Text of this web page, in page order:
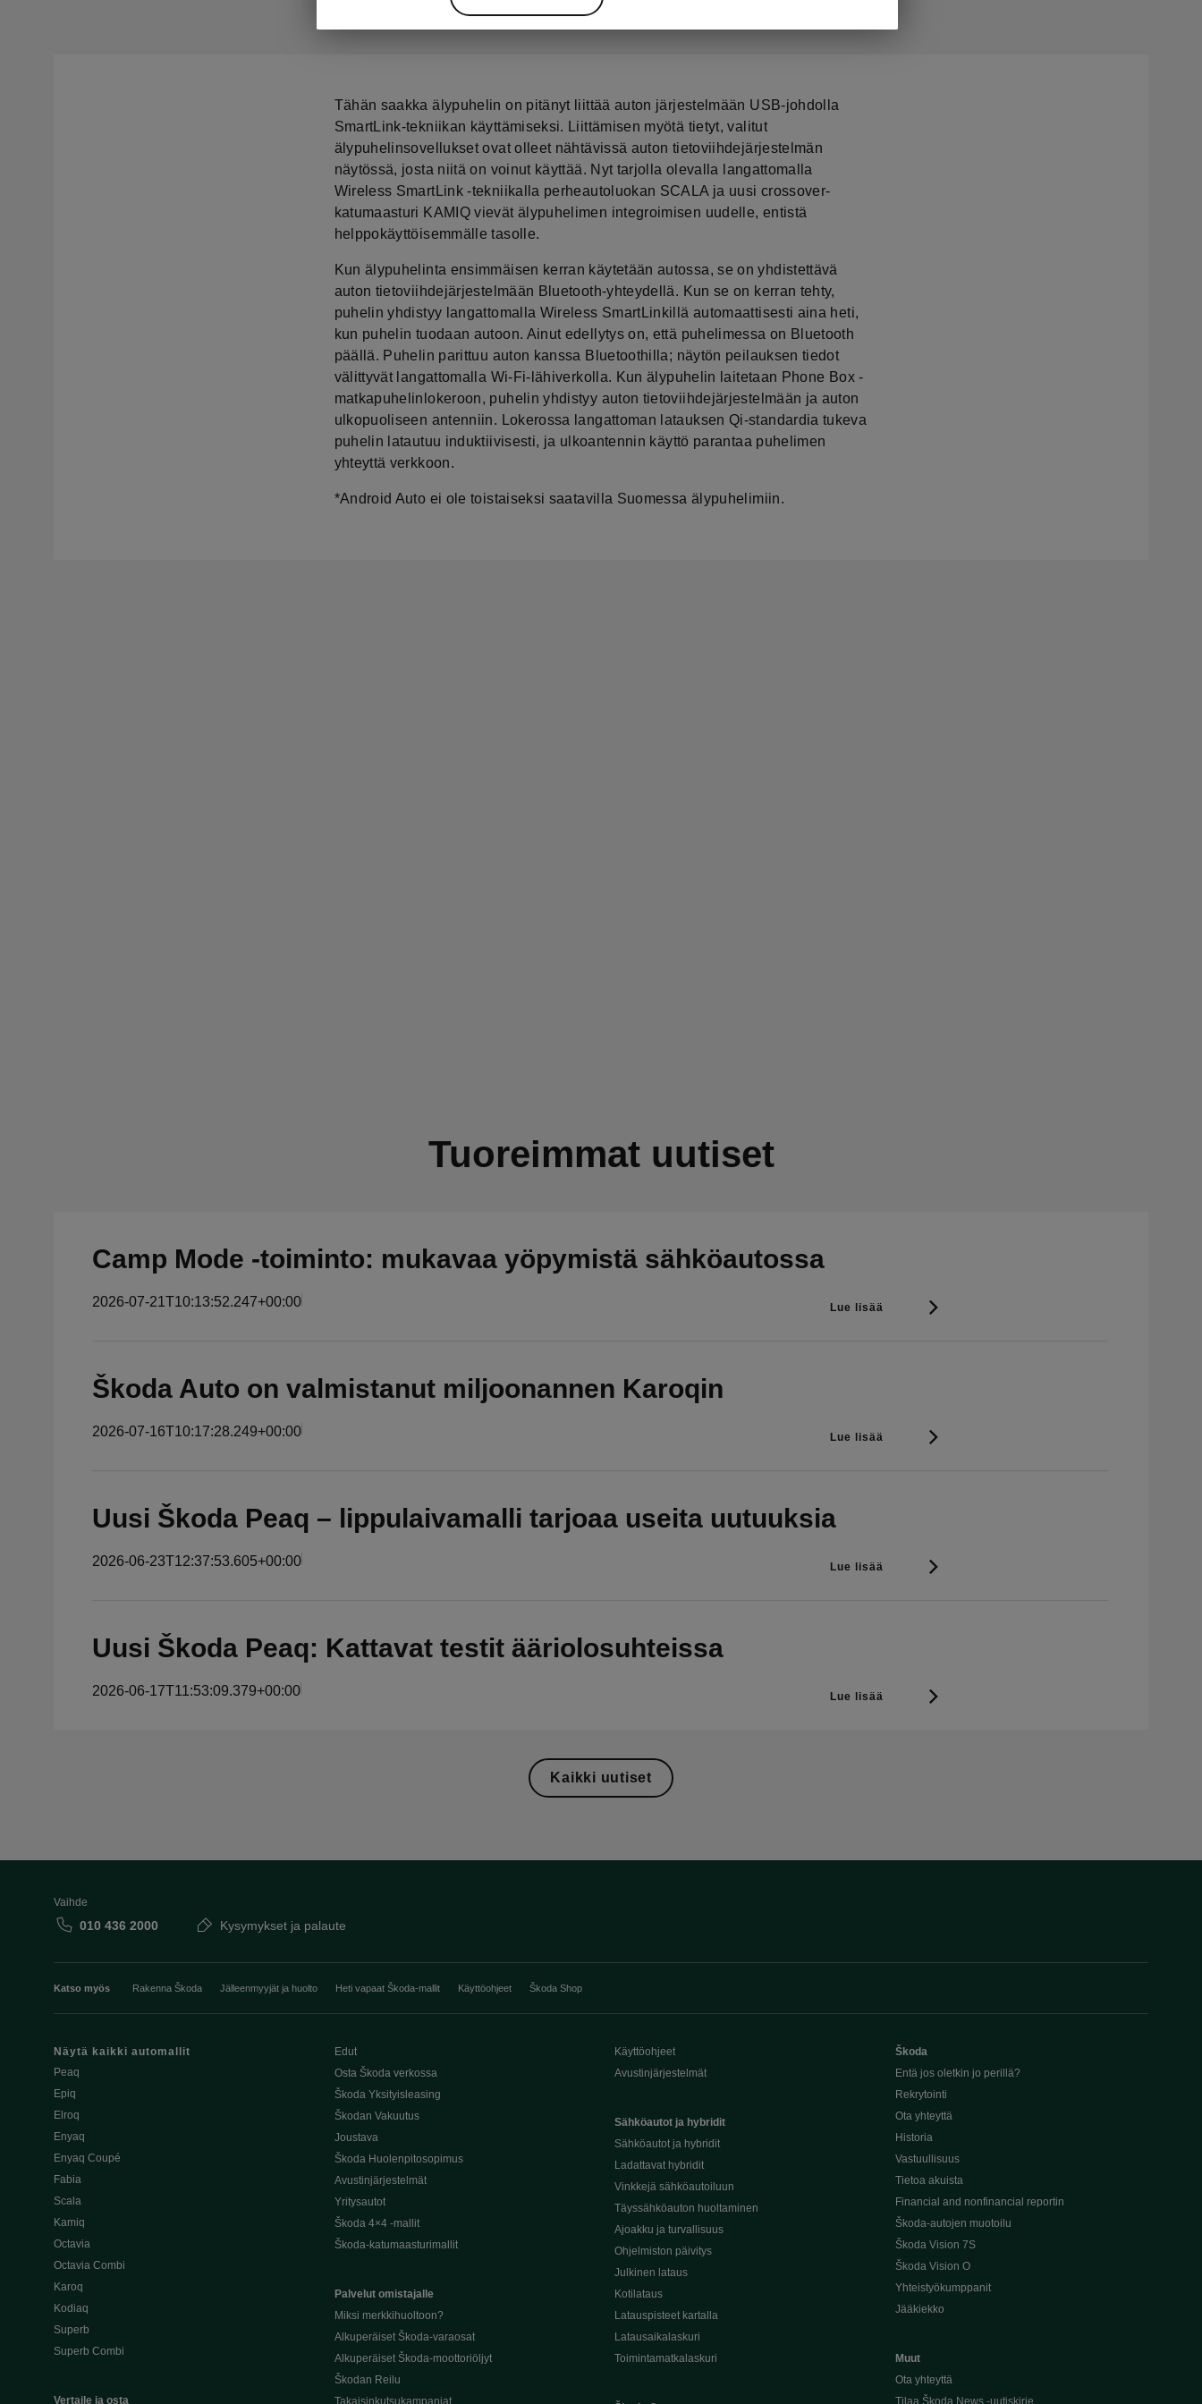
Tähän saakka älypuhelin on pitänyt liittää auton järjestelmään USB-johdolla
SmartLink-tekniikan käyttämiseksi. Liittämisen myötä tietyt, valitut
älypuhelinsovellukset ovat olleet nähtävissä auton tietoviihdejärjestelmän
näytössä, josta niitä on voinut käyttää. Nyt tarjolla olevalla langattomalla
Wireless SmartLink -tekniikalla perheautoluokan SCALA ja uusi crossover-
katumaasturi KAMIQ vievät älypuhelimen integroimisen uudelle, entistä
helppokäyttöisemmälle tasolle.
Kun älypuhelinta ensimmäisen kerran käytetään autossa, se on yhdistettävä
auton tietoviihdejärjestelmään Bluetooth-yhteydellä. Kun se on kerran tehty,
puhelin yhdistyy langattomalla Wireless SmartLinkillä automaattisesti aina heti,
kun puhelin tuodaan autoon. Ainut edellytys on, että puhelimessa on Bluetooth
päällä. Puhelin parittuu auton kanssa Bluetoothilla; näytön peilauksen tiedot
välittyvät langattomalla Wi-Fi-lähiverkolla. Kun älypuhelin laitetaan Phone Box -
matkapuhelinlokeroon, puhelin yhdistyy auton tietoviihdejärjestelmään ja auton
ulkopuoliseen antenniin. Lokerossa langattoman latauksen Qi-standardia tukeva
puhelin latautuu induktiivisesti, ja ulkoantennin käyttö parantaa puhelimen
yhteyttä verkkoon.
*Android Auto ei ole toistaiseksi saatavilla Suomessa älypuhelimiin.
Tuoreimmat uutiset
Camp Mode -toiminto: mukavaa yöpymistä sähköautossa
2026-07-21T10:13:52.247+00:00 Lue lisää
Škoda Auto on valmistanut miljoonannen Karoqin
2026-07-16T10:17:28.249+00:00 Lue lisää
Uusi Škoda Peaq – lippulaivamalli tarjoaa useita uutuuksia
2026-06-23T12:37:53.605+00:00 Lue lisää
Uusi Škoda Peaq: Kattavat testit ääriolosuhteissa
2026-06-17T11:53:09.379+00:00 Lue lisää
Kaikki uutiset
Vaihde
010 436 2000 Kysymykset ja palaute
Katso myös Rakenna Škoda Jälleenmyyjät ja huolto Heti vapaat Škoda-mallit Käyttöohjeet Škoda Shop
Näytä kaikki automallit
Peaq
Epiq
Elroq
Enyaq
Enyaq Coupé
Fabia
Scala
Kamiq
Octavia
Octavia Combi
Karoq
Kodiaq
Superb
Superb Combi
Vertaile ja osta
Edut
Osta Škoda verkossa
Škoda Yksityisleasing
Škodan Vakuutus
Joustava
Škoda Huolenpitosopimus
Avustinjärjestelmät
Yritysautot
Škoda 4×4 -mallit
Škoda-katumaasturimallit
Palvelut omistajalle
Miksi merkkihuoltoon?
Alkuperäiset Škoda-varaosat
Alkuperäiset Škoda-moottoriöljyt
Škodan Reilu
Käyttöohjeet
Avustinjärjestelmät
Sähköautot ja hybridit
Sähköautot ja hybridit
Ladattavat hybridit
Vinkkejä sähköautoiluun
Täyssähköauton huoltaminen
Ajoakku ja turvallisuus
Ohjelmiston päivitys
Julkinen lataus
Kotilataus
Latauspisteet kartalla
Latausaikalaskuri
Toimintamatkalaskuri
Škoda
Entä jos oletkin jo perillä?
Rekrytointi
Ota yhteyttä
Historia
Vastuullisuus
Tietoa akuista
Financial and nonfinancial reportin
Škoda-autojen muotoilu
Škoda Vision 7S
Škoda Vision O
Yhteistyökumppanit
Jääkiekko
Muut
Ota yhteyttä